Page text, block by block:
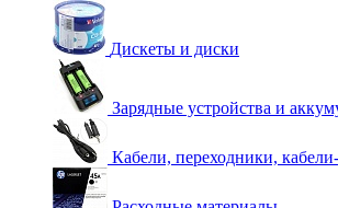
Дискеты и диски
Зарядные устройства и
Кабели, переходники,